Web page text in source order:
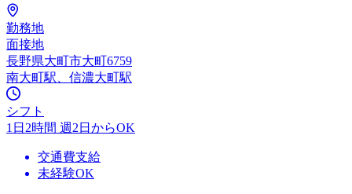
勤務地
面接地
長野県大町市大町6759
南大町駅、信濃大町駅
シフト
1日2時間 週2日からOK
交通費支給
未経験OK